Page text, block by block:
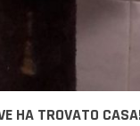
HA TROVATO